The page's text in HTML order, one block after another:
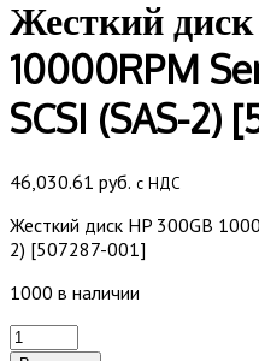
Жесткий
10000RPM
SCSI (SAS-2)
46,030.61 руб. с НДС
Жесткий диск HP 300GB
2) [507287-001]
1000 в наличии
Количество